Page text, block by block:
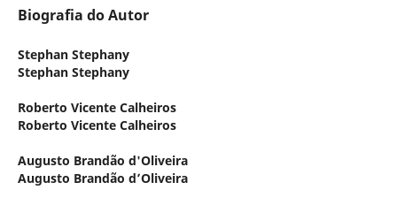
Biografia do Autor
Stephan Stephany
Stephan Stephany
Roberto Vicente Calheiros
Roberto Vicente Calheiros
Augusto Brandão d'Oliveira
Augusto Brandão d’Oliveira